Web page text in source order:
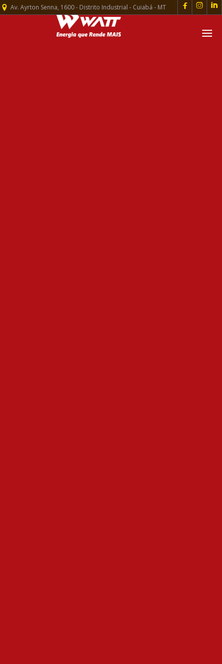
Av. Ayrton Senna, 1600 - Distrito Industrial - Cuiabá - MT   